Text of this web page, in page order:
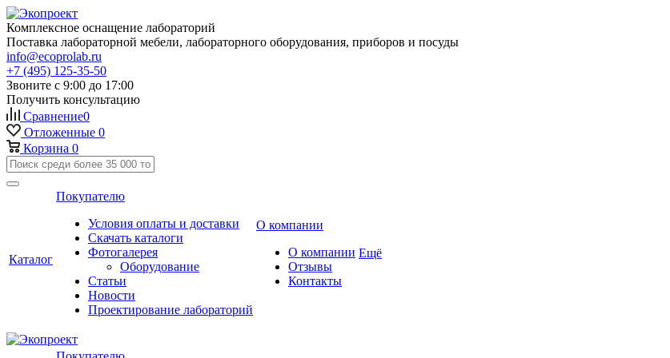
Комплексное оснащение лабораторий
Поставка лабораторной мебели, лабораторного оборудования, приборов и посуды
info@ecoprolab.ru
+7 (495) 125-35-50
Звоните с 9:00 до 17:00
Получить консультацию
Сравнение0
Отложенные 0
Корзина 0
Каталог
Покупателю
Условия оплаты и доставки
Скачать каталоги
Фотогалерея
Оборудование
Статьи
Новости
Проектирование лабораторий
О компании
О компании
Отзывы
Контакты
Ещё